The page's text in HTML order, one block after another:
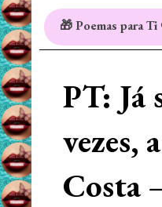
🎁 Poemas para
PT: Já
vezes,
Costa